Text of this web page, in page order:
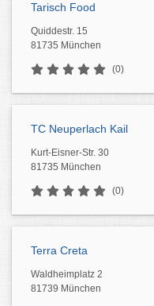
Tarisch Food
Quiddestr. 15
81735 München
(0)
TC Neuperlach Kail
Kurt-Eisner-Str. 30
81735 München
(0)
Terra Creta
Waldheimplatz 2
81739 München